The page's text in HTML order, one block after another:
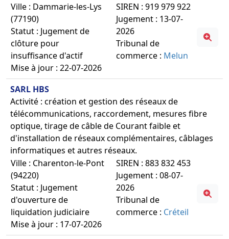
Ville : Dammarie-les-Lys
(77190)
Statut : Jugement de
clôture pour
insuffisance d'actif
Mise à jour : 22-07-2026
SIREN : 919 979 922
Jugement : 13-07-
2026
Tribunal de
commerce : Melun
SARL HBS
Activité : création et gestion des réseaux de
télécommunications, raccordement, mesures fibre
optique, tirage de câble de Courant faible et
d'installation de réseaux complémentaires, câblages
informatiques et autres réseaux.
Ville : Charenton-le-Pont
(94220)
Statut : Jugement
d'ouverture de
liquidation judiciaire
Mise à jour : 17-07-2026
SIREN : 883 832 453
Jugement : 08-07-
2026
Tribunal de
commerce : Créteil